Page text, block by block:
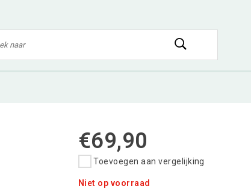
€69,90
Toevoegen aan vergelijking
Niet op voorraad